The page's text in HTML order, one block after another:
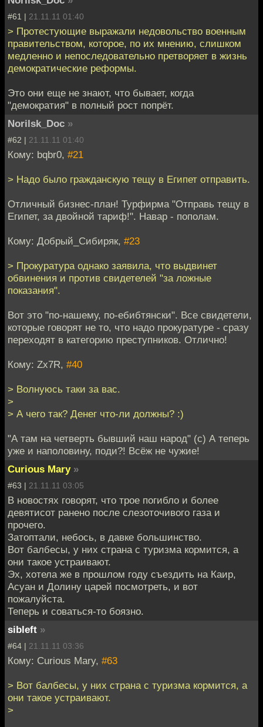
#61 | 21.11.11 01:40
> Протестующие выражали недовольство военным
правительством, которое, по их мнению, слишком
медленно и непоследовательно претворяет в жизнь
демократические реформы.
Это они еще не знают, что бывает, когда
"демократия" в полный рост попрёт.
Norilsk_Doc »
#62 | 21.11.11 01:40
Кому: bqbr0, #21
> Надо было гражданскую тещу в Египет отправить.
Отличный бизнес-план! Турфирма "Отправь тещу в
Египет, за двойной тариф!". Навар - пополам.
Кому: Добрый_Сибиряк, #23
> Прокуратура однако заявила, что выдвинет
обвинения и против свидетелей "за ложные
показания".
Вот это "по-нашему, по-ебибтянски". Все свидетели,
которые говорят не то, что надо прокуратуре - сразу
переходят в категорию преступников. Отлично!
Кому: Zx7R, #40
> Волнуюсь таки за вас.
>
> А чего так? Денег что-ли должны? :)
"А там на четверть бывший наш народ" (с) А теперь
уже и наполовину, поди?! Всёж не чужие!
Curious Mary »
#63 | 21.11.11 03:05
В новостях говорят, что трое погибло и более
девятисот ранено после слезоточивого газа и
прочего.
Затоптали, небось, в давке большинство.
Вот балбесы, у них страна с туризма кормится, а
они такое устраивают.
Эх, хотела же в прошлом году съездить на Каир,
Асуан и Долину царей посмотреть, и вот
пожалуйста.
Теперь и соваться-то боязно.
sibleft »
#64 | 21.11.11 03:36
Кому: Curious Mary, #63
> Вот балбесы, у них страна с туризма кормится, а
они такое устраивают.
>